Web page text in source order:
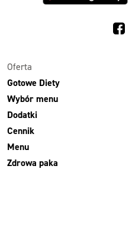
Oferta
Gotowe Diety
Wybór menu
Dodatki
Cennik
Menu
Zdrowa paka